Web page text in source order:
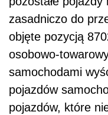
zasadniczo do
objęte pozycją
osobowo-
samochodami
pojazdów
pojazdów, które